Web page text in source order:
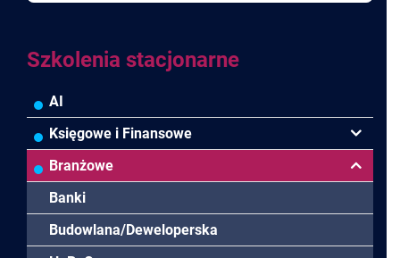
Szkolenia stacjonarne
AI
Księgowe i Finansowe
Podatki VAT/CIT/PIT
Rachunkowość
Finanse
Branżowe
Banki
Budowlana/Deweloperska